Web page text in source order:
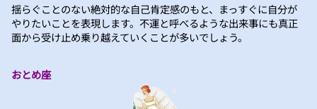
揺らぐことのない絶対的な自己肯定感のもと、まっすぐに自分が
やりたいことを表現します。不運と呼べるような出来事にも真正
面から受け止め乗り越えていくことが多いでしょう。
おとめ座